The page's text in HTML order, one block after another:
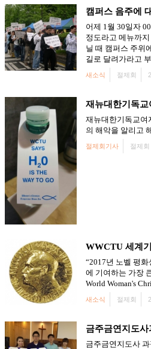
캠퍼스 음주에
어제 1월 30일자
정도라고 메뉴까
닐 때 캠퍼스 주위
길로 달려가라고
새소식 절제회
재뉴대한기독
재뉴대한기독교여
의 해악을 알리고
절제회기사 절제회
WWCTU 세계
“2017년 노벨 평
에 기여하는 가장
World Woman's
새소식 절제회
금주금연지도사
금주금연지도사